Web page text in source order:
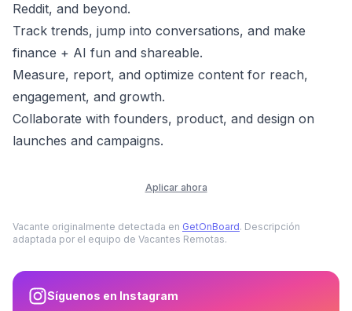
Reddit, and beyond.
Track trends, jump into conversations, and make
finance + AI fun and shareable.
Measure, report, and optimize content for reach,
engagement, and growth.
Collaborate with founders, product, and design on
launches and campaigns.
Aplicar ahora
Vacante originalmente detectada en GetOnBoard. Descripción
adaptada por el equipo de Vacantes Remotas.
Síguenos en Instagram